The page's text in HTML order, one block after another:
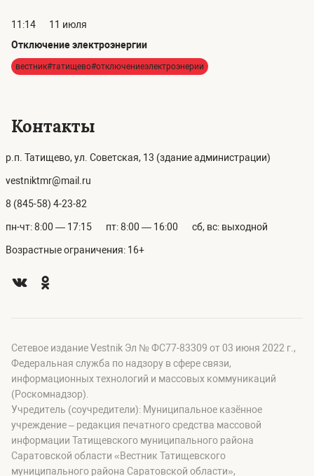
11:14
11 июля
Отключение электроэнергии
вестник#татищево#отключениеэлектроэнерии
Контакты
р.п. Татищево, ул. Советская, 13 (здание администрации)
vestniktmr@mail.ru
8 (845-58) 4-23-82
пн-чт: 8:00 — 17:15 пт: 8:00 — 16:00 сб, вс: выходной
Возрастные ограничения: 16+
Сетевое издание Vestnik Эл № ФС77-83309 от 03 июня 2022 г.,
Федеральная служба по надзору в сфере связи,
информационных технологий и массовых коммуникаций
(Роскомнадзор).
Учредитель (соучредители): Муниципальное казённое
учреждение – редакция печатного средства массовой
информации Татищевского муниципального района
Саратовской области «Вестник Татищевского
муниципального района Саратовской области»,